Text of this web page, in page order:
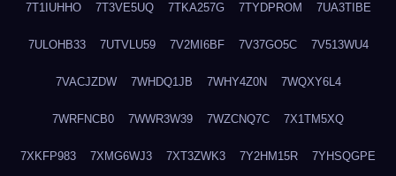
7T1IUHHO 7T3VE5UQ 7TKA257G 7TYDPROM 7UA3TIBE
7ULOHB33 7UTVLU59 7V2MI6BF 7V37GO5C 7V513WU4
7VACJZDW 7WHDQ1JB 7WHY4Z0N 7WQXY6L4
7WRFNCB0 7WWR3W39 7WZCNQ7C 7X1TM5XQ
7XKFP983 7XMG6WJ3 7XT3ZWK3 7Y2HM15R 7YHSQGPE